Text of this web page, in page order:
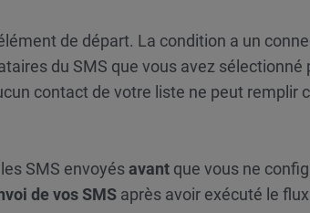
de départ. La condition a un
du SMS que vous avez sélectionné
contact de votre liste ne peut remplir
SMS envoyésavant que vous ne
de vos SMS après avoir exécuté le